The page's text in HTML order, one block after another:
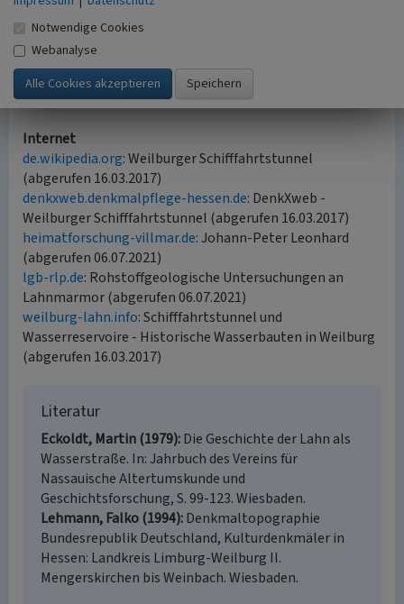
Dieses Objekt ist Teil der
Wetzlar nach Balduinstein.
(Jörn Schultheiß, hessenARCHÄOLOGIE, 2017; Rudolf
Conrads, Lahnmarmor Museum, 2021)
Internet
de.wikipedia.org: Weilburger Schifffahrtstunnel
(abgerufen 16.03.2017)
denkxweb.denkmalpflege-hessen.de: DenkXweb -
Weilburger Schifffahrtstunnel (abgerufen 16.03.2017)
heimatforschung-villmar.de: Johann-Peter Leonhard
(abgerufen 06.07.2021)
lgb-rlp.de: Rohstoffgeologische Untersuchungen an
Lahnmarmor (abgerufen 06.07.2021)
weilburg-lahn.info: Schifffahrtstunnel und
Wasserreservoire - Historische Wasserbauten in Weilburg
(abgerufen 16.03.2017)
Literatur
Eckoldt, Martin (1979) Die Geschichte der Lahn als
Wasserstraße. In: Jahrbuch des Vereins für
Nassauische Altertumskunde und
Geschichtsforschung, S. 99-123. Wiesbaden.
Lehmann, Falko (1994) Denkmaltopographie
Bundesrepublik Deutschland, Kulturdenkmäler in
Hessen: Landkreis Limburg-Weilburg II.
Mengerskirchen bis Weinbach. Wiesbaden.
Notwendige Cookies
Webanalyse